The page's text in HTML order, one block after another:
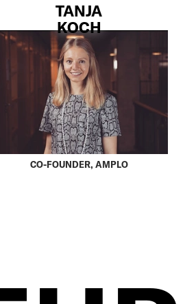
TANJA
KOCH
CO-FOUNDER, AMPLO